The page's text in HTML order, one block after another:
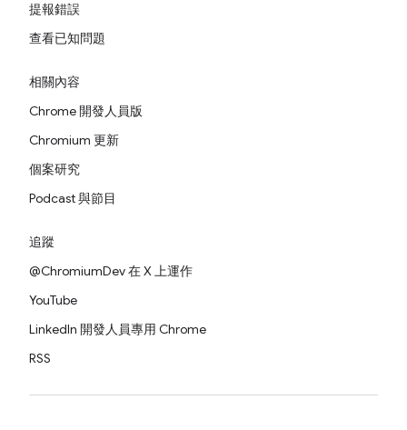
提報錯誤
查看已知問題
相關內容
Chrome 開發人員版
Chromium 更新
個案研究
Podcast 與節目
追蹤
@ChromiumDev 在 X 上運作
YouTube
LinkedIn 開發人員專用 Chrome
RSS